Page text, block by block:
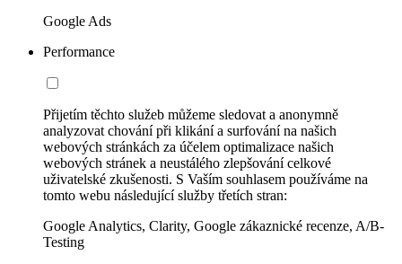
Google Ads
Performance
Přijetím těchto služeb můžeme sledovat a anonymně
analyzovat chování při klikání a surfování na našich
webových stránkách za účelem optimalizace našich
webových stránek a neustálého zlepšování celkové
uživatelské zkušenosti. S Vaším souhlasem používáme na
tomto webu následující služby třetích stran:
Google Analytics, Clarity, Google zákaznické recenze, A/B-
Testing